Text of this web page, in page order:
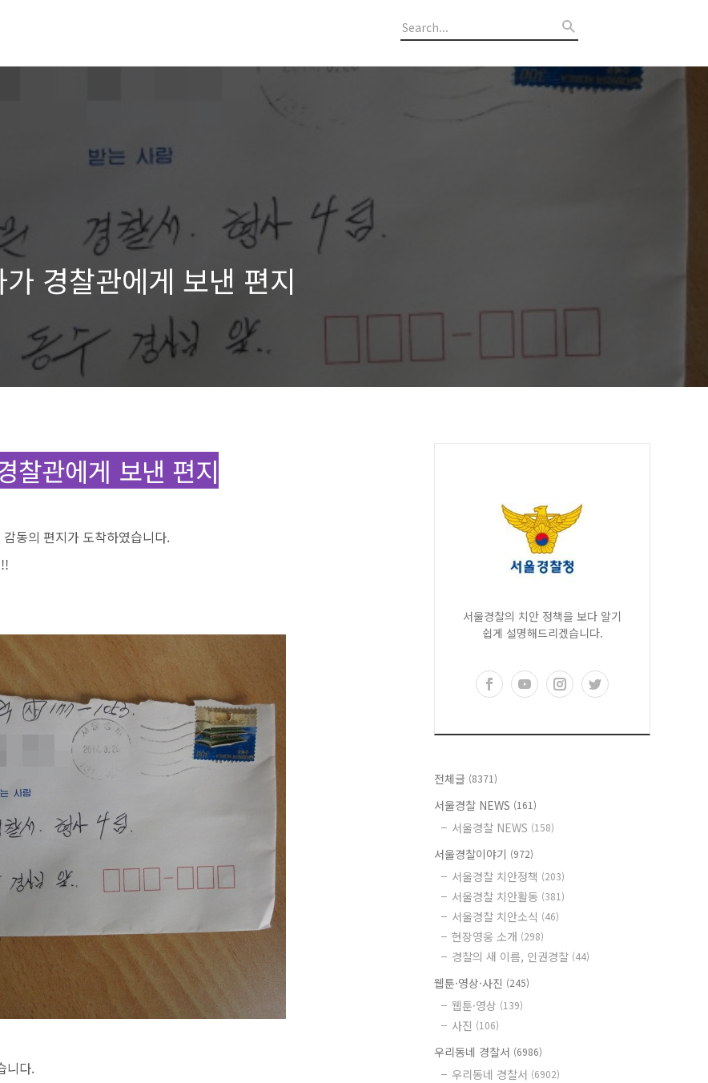
경찰관에게 보낸 편지
찰관에게 보낸 편지
동의 편지가 도착하였습니다.
니다.
서울경찰의 치안 정책을 보다 알기
쉽게 설명해드리겠습니다.
전체글 (8371)
서울경찰 NEWS (161)
서울경찰 NEWS (158)
서울경찰이야기 (972)
서울경찰 치안정책 (203)
서울경찰 치안활동 (381)
서울경찰 치안소식 (46)
현장영웅 소개 (298)
경찰의 새 이름, 인권경찰 (44)
웹툰·영상·사진 (245)
웹툰·영상 (139)
사진 (106)
우리동네 경찰서 (6986)
우리동네 경찰서 (6902)